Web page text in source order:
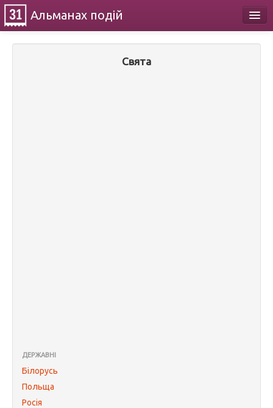
Альманах подій
Свята
ДЕРЖАВНІ
Білорусь
Польща
Росія